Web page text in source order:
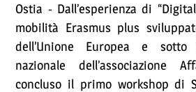
Ostia - Dall’esperienza di
mobilità Erasmus plus
dell’Unione Europea e
nazionale dell’associazione
concluso il primo workshop di